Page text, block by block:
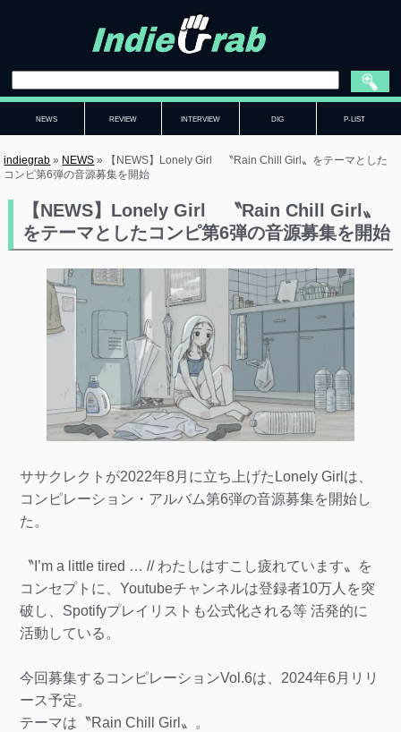
NEWS REVIEW INTERVIEW DIG P-LIST
indiegrab » NEWS »
【NEWS】Lonely Girl 〝Rain Chill Girl〟をテーマとした
コンピ第6弾の音源募集を開始
【NEWS】Lonely Girl 〝Rain Chill Girl〟
をテーマとしたコンピ第6弾の音源募集を開始
ササクレクトが2022年8月に立ち上げたLonely Girlは、
コンピレーション・アルバム第6弾の音源募集を開始し
た。
〝I’m a little tired … // わたしはすこし疲れています〟を
コンセプトに、Youtubeチャンネルは登録者10万人を突
破し、Spotifyプレイリストも公式化される等 活発的に
活動している。
今回募集するコンピレーションVol.6は、2024年6月リリ
ース予定。
テーマは〝Rain Chill Girl〟。